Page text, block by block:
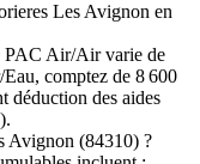
Les Avignon en
PAC Air/Air varie de
comptez de 8 600
déduction des aides
Avignon (84310) ?